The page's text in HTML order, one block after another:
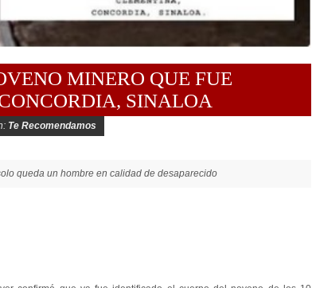
MINERO QUE FUE
SINALOA
Te Recomendamos
queda un hombre en calidad de desaparecido